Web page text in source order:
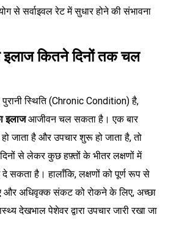
से सर्वाइवल रेट में सुधार होने की संभावना
इलाज कितने दिनों तक चल
पुरानी स्थिति (Chronic Condition) है,
इलाजआजीवन चल सकता है। एक बार
जाता है और उपचार शुरू हो जाता है, तो
से लेकर कुछ हफ़्तों के भीतर लक्षणों में
दे सकता है। हालाँकि, लक्षणों को पूर्ण रूप से
और अधिवृक्क संकट को रोकने के लिए, अच्छा
देखभाल पेशेवर द्वारा उपचार जारी रखा जा